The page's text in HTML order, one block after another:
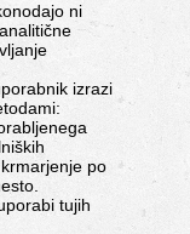
ni
izrazi
po
tujih